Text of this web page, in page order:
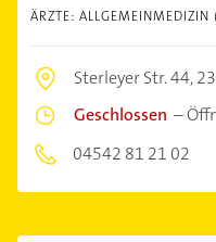
ÄRZTE: ALLGEMEINMEDIZIN
Sterleyer Str. 44,
Geschlossen –
04542 81 21 02